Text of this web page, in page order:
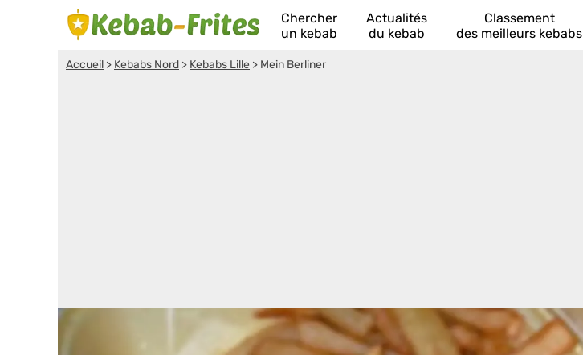
Chercher
un kebab
Actualités
du kebab
Classement
des meilleurs kebabs
Accueil > Kebabs Nord > Kebabs Lille > Mein Berliner